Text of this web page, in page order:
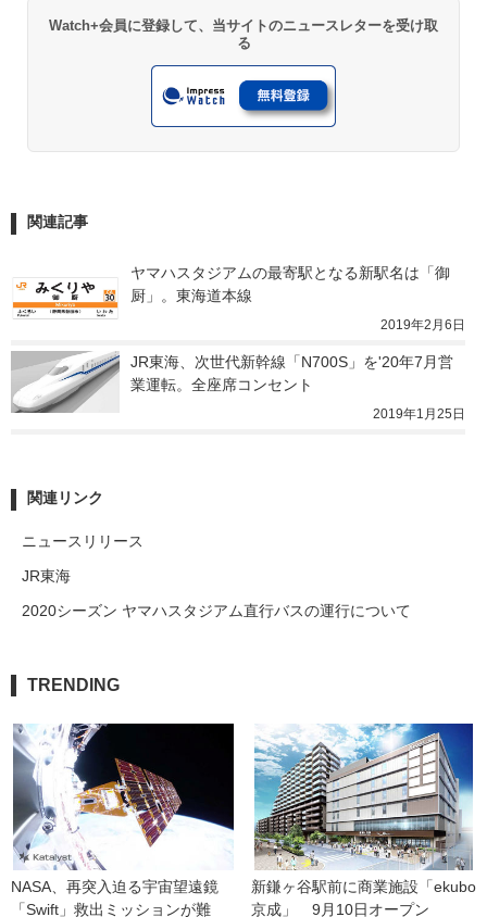
Watch+会員に登録して、当サイトのニュースレターを受け取
る
関連記事
ヤマハスタジアムの最寄駅となる新駅名は「御
厨」。東海道本線
2019年2月6日
JR東海、次世代新幹線「N700S」を'20年7月営
業運転。全座席コンセント
2019年1月25日
関連リンク
ニュースリリース
JR東海
2020シーズン ヤマハスタジアム直行バスの運行について
TRENDING
NASA、再突入迫る宇宙望遠鏡
「Swift」救出ミッションが難
新鎌ヶ谷駅前に商業施設「ekubo
京成」　9月10日オープン